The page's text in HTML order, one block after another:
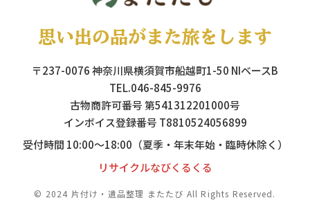
思い出の品がまた旅をします
〒237-0076 神奈川県横須賀市船越町1-50 NIベースB
TEL.046-845-9976
古物商許可番号 第541312201000号
インボイス登録番号 T8810524056899
受付時間 10:00～18:00（夏季・年末年始・臨時休除く）
リサイクルなびくるくる
© 2024 片付け・遺品整理 またたび All Rights Reserved.